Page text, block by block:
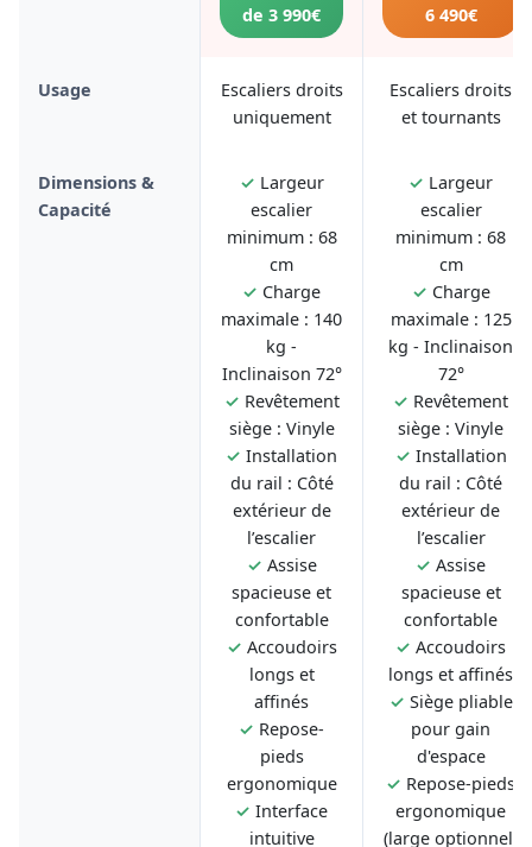
de 3 990€
6 490€
Usage
Escaliers droits
uniquement
Escaliers droits
et tournants
Dimensions &
Capacité
✓ Largeur
escalier
minimum : 68
cm
✓ Charge
maximale : 140
kg -
Inclinaison 72°
✓ Revêtement
siège : Vinyle
✓ Installation
du rail : Côté
extérieur de
l’escalier
✓ Assise
spacieuse et
confortable
✓ Accoudoirs
longs et
affinés
✓ Repose-
pieds
ergonomique
✓ Interface
intuitive
✓ Largeur
escalier
minimum : 68
cm
✓ Charge
maximale : 125
kg - Inclinaison
72°
✓ Revêtement
siège : Vinyle
✓ Installation
du rail : Côté
extérieur de
l’escalier
✓ Assise
spacieuse et
confortable
✓ Accoudoirs
longs et affinés
✓ Siège pliable
pour gain
d'espace
✓ Repose-pieds
ergonomique
(large optionnel)